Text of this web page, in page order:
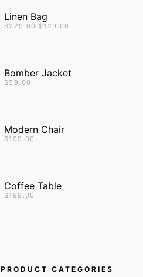
Linen Bag
$229.00 $129.00
Bomber Jacket
$59.00
Modern Chair
$199.00
Coffee Table
$199.00
PRODUCT CATEGORIES